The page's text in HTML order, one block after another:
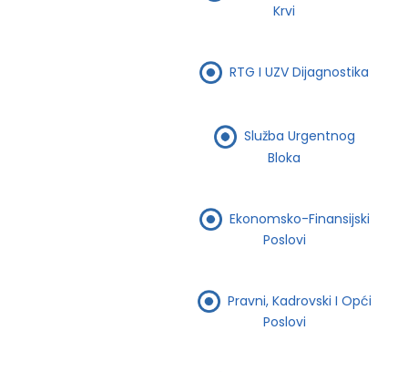
Krvi
RTG I UZV Dijagnostika
Služba Urgentnog
Bloka
Ekonomsko-Finansijski
Poslovi
Pravni, Kadrovski I Opći
Poslovi